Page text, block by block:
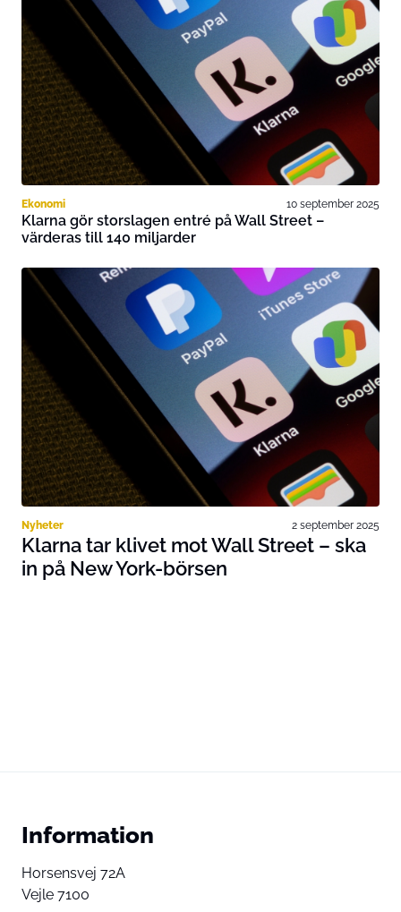
Ekonomi 10 september 2025
Klarna gör storslagen entré på Wall Street –
värderas till 140 miljarder
Nyheter 2 september 2025
Klarna tar klivet mot Wall Street – ska
in på New York-börsen
Information
Horsensvej 72A
Vejle 7100